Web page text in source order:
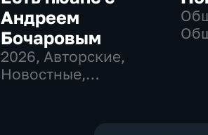
Андреем
Бочаровым
2026, Авторские,
Новостные,